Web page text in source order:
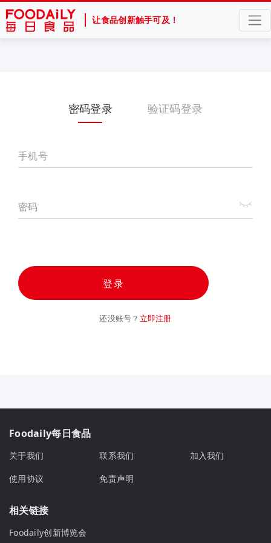
让食品创新触手可及！
密码登录 验证码登录
手机号
密码
登录
还没账号？ 立即注册
Foodaily每日食品
关于我们 联系我们
加入我们
使用协议
免责声明
相关链接
Foodaily创新博览会